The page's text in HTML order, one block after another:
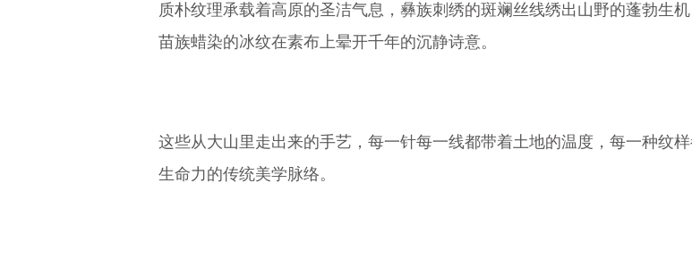
质朴纹理承载着高原的圣洁气息，彝族刺绣的斑斓丝线绣出山野的蓬勃生
苗族蜡染的冰纹在素布上晕开千年的沉静诗意。
这些从大山里走出来的手艺，每一针每一线都带着土地的温度，每一种纹
生命力的传统美学脉络。